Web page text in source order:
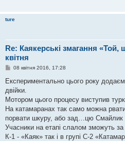
л
е
я
ture
Re: Каякерські змагання
квітня
П
в
д
о
л
е
н
н
я
08 квітня 2016, 17:28
Експериментально цього року
двійки.
Мотором цього процесу виступив
На катамаранах так само можна
порвати шкуру, або зад…цю Смайлик
Учасники на етапі слалом зможуть
К-1 - «Каяк» так і в групі С-2